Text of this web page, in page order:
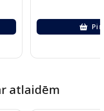
atlaidēm